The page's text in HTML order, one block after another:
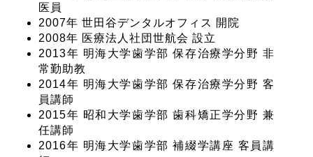
医員
2007年 世田谷デンタルオフィス 開院
2008年 医療法人社団世航会 設立
2013年 明海大学歯学部 保存治療学分野 非
常勤助教
2014年 明海大学歯学部 保存治療学分野 客
員講師
2015年 昭和大学歯学部 歯科矯正学分野 兼
任講師
2016年 明海大学歯学部 補綴学講座 客員講